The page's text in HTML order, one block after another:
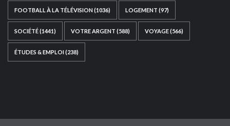
FOOTBALL À LA TÉLÉVISION(1036) LOGEMENT (97)
SOCIÉTÉ(1441) VOTRE ARGENT (588) VOYAGE(566)
ÉTUDES & EMPLOI(238)